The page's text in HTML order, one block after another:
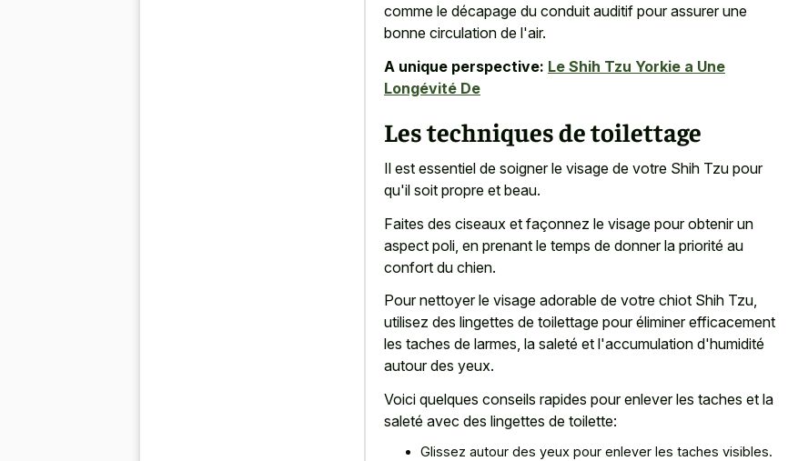
comme le décapage du conduit auditif pour assurer une
bonne circulation de l'air.
A unique perspective: Le Shih Tzu Yorkie a Une
Longévité De
Les techniques de toilettage
Il est essentiel de soigner le visage de votre Shih Tzu pour
qu'il soit propre et beau.
Faites des ciseaux et façonnez le visage pour obtenir un
aspect poli, en prenant le temps de donner la priorité au
confort du chien.
Pour nettoyer le visage adorable de votre chiot Shih Tzu,
utilisez des lingettes de toilettage pour éliminer efficacement
les taches de larmes, la saleté et l'accumulation d'humidité
autour des yeux.
Voici quelques conseils rapides pour enlever les taches et la
saleté avec des lingettes de toilette:
Glissez autour des yeux pour enlever les taches visibles.